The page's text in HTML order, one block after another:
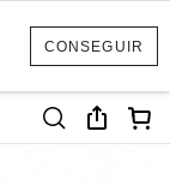
CONSEGUIR